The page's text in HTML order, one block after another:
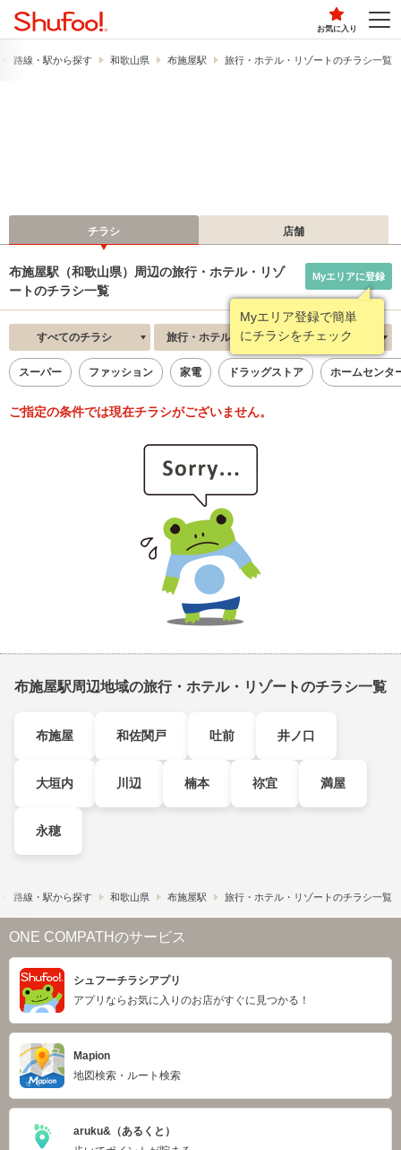
お気に入り
路線・駅から探す 和歌山県 布施屋駅 旅行・ホテル・リゾートのチラシ一覧
チラシ 店舗
布施屋駅（和歌山県）周辺の旅行・ホテル・リゾ
ートのチラシ一覧
Myエリア登録で簡単
にチラシをチェック
Myエリアに登録
すべてのチラシ 旅行・ホテル・リゾート 新着順
スーパー ファッション 家電 ドラッグストア ホームセンタ
ご指定の条件では現在チラシがございません。
布施屋駅周辺地域の旅行・ホテル・リゾートのチラシ一覧
布施屋 和佐関戸 吐前 井ノ口
大垣内 川辺 楠本 祢宜 満屋
永穂
路線・駅から探す 和歌山県 布施屋駅 旅行・ホテル・リゾートのチラシ一覧
ONE COMPATHのサービス
シュフーチラシアプリ
アプリならお気に入りのお店がすぐに見つかる！
Mapion
地図検索・ルート検索
aruku&（あるくと）